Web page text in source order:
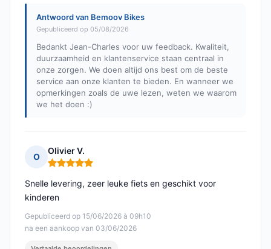
Antwoord van Bemoov Bikes
Gepubliceerd op 05/08/2026
Bedankt Jean-Charles voor uw feedback. Kwaliteit,
duurzaamheid en klantenservice staan centraal in
onze zorgen. We doen altijd ons best om de beste
service aan onze klanten te bieden. En wanneer we
opmerkingen zoals de uwe lezen, weten we waarom
we het doen :)
O
Olivier V.
Opmerking: 5 van 5
Gepubliceerd op 15/06/2026 à 09h10
na een aankoop van 03/06/2026
Snelle levering, zeer leuke fiets en geschikt voor
kinderen